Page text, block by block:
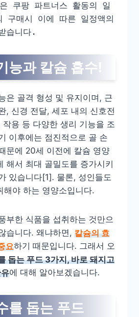
쿠팡 파트너스 활동의 일
구매시 이에 따른 일정액의
습니다.
능과 칼슘 흡수!
은 골격 형성 및 유지이며, 근
, 신경 전달, 세포 내의 신호전
작용 등 다양한 생리 기능을 조
이후에는 점진적으로 골 손
문에 20세 이전에 칼슘 영양
해서 최대 골밀도를 증가시키
있습니다[1]. 물론, 성인들도
해야 하는 영양소입니다.
부한 식품을 섭취하는 것만으
습니다. 왜냐하면, 칼슘의 효
요하기 때문입니다. 그래서 오
돕는 푸드 3가지, 바로 돼지고
에 대해 알아보겠습니다.
를 돕는 푸드